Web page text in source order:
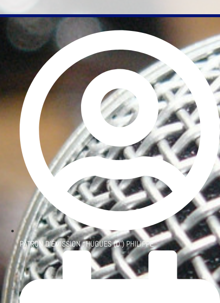
PATRON D'ÉMISSION :HUGUES (D') PHILIPPE